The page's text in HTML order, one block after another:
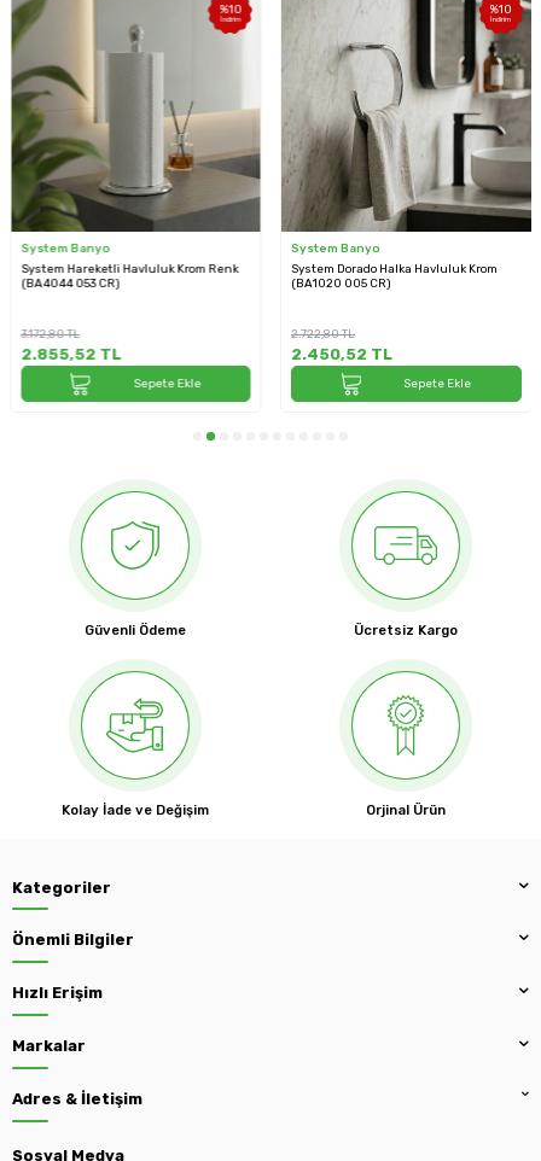
%10
İndirim
System Banyo
System Hareketli Havluluk Krom Renk
(BA4044 053 CR)
3.172,80TL
2.855,52 TL
Sepete Ekle
%10
İndirim
System Banyo
System Dorado Halka Havluluk Krom
(BA1020 005 CR)
2.722,80TL
2.450,52 TL
Sepete Ekle
Güvenli Ödeme Ücretsiz Kargo
Kolay İade ve Değişim Orjinal Ürün
Kategoriler
Önemli Bilgiler
Hızlı Erişim
Markalar
Adres & İletişim
Sosyal Medya